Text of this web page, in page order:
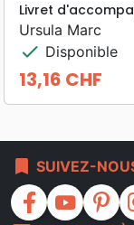
Livret
Ursula Marc
check Disponible
Prix
13,16 CHF
bookmark SUIVEZ-
facebook youtube pinterest